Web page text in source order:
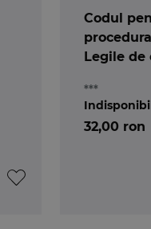
Codul
Legile de
***
32,00 ron